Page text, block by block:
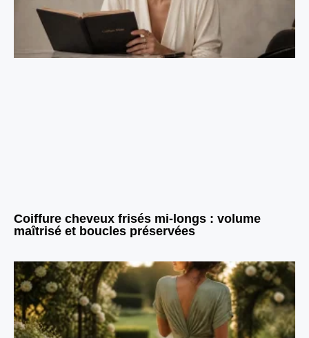
Coiffure cheveux frisés mi-longs : volume
maîtrisé et boucles préservées